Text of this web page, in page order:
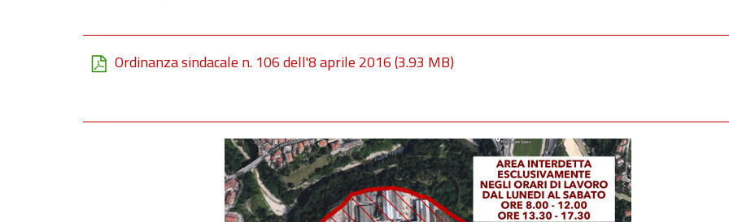
Ordinanza sindacale n. 106 dell'8 aprile 2016(3.93 MB)